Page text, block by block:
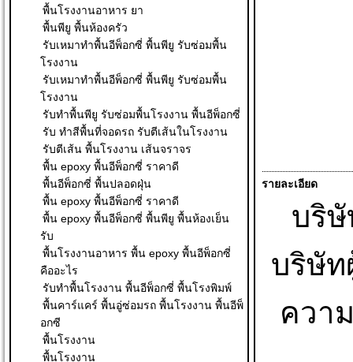
พื้นโรงงานอาหาร ยา
พื้นพียู พื้นห้องครัว
รับเหมาทำพื้นอีพ็อกซี่ พื้นพียู รับซ่อมพื้น
โรงงาน
รับเหมาทำพื้นอีพ็อกซี่ พื้นพียู รับซ่อมพื้น
โรงงาน
รับทำพื้นพียู รับซ่อมพื้นโรงงาน พื้นอีพ็อกซี่
รับ ทําสีพื้นที่จอดรถ รับตีเส้นในโรงงาน
รับตีเส้น พื้นโรงงาน เส้นจราจร
พื้น epoxy พื้นอีพ็อกซี่ ราคาดี
พื้นอีพ็อกซี่ พื้นปลอดฝุ่น
พื้น epoxy พื้นอีพ็อกซี่ ราคาดี
พื้น epoxy พื้นอีพ็อกซี่ พื้นพียู พื้นห้องเย็น
รับ
พื้นโรงงานอาหาร พื้น epoxy พื้นอีพ็อกซี่
คืออะไร
รับทำพื้นโรงงาน พื้นอีพ็อกซี่ พื้นโรงพิมพ์
พื้นคาร์แคร์ พื้นอู่ซ่อมรถ พื้นโรงงาน พื้นอีพ็
อกซี
พื้นโรงงาน
พื้นโรงงาน
รายละเอียด
บริ
บริษัท
ควา